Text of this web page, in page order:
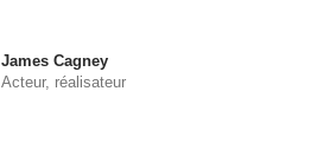
James Cagney
Acteur, réalisateur